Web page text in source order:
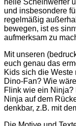
Menge
und insbesondere
regelmäßig
bewegen, ist es
aufmerksam zu
Mit unseren
euch genau das
Kids sich die
Dino-Fan? Wie
Flink wie ein Ninja?
Ninja auf dem
denkbar, z.B. mit